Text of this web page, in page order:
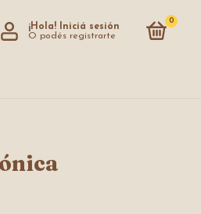
¡Hola!
Iniciá sesión
O podés registrarte
0